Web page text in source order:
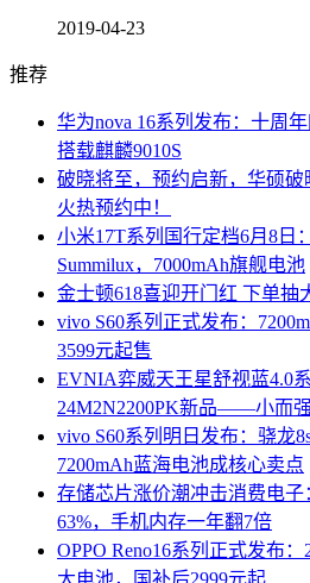
2019-04-23
推荐
华为nova 16系列发布：十周
搭载麒麟9010S
破晓将至，预约启新，华硕破
火热预约中！
小米17T系列国行定档6月8日
Summilux，7000mAh旗舰电池
金士顿618喜迎开门红 下单抽
vivo S60系列正式发布：
3599元起售
EVNIA弈威天王星舒视蓝4.0
24M2N2200PK新品——小而强
vivo S60系列明日发布：骁龙
7200mAh蓝海电池成核心卖点
存储芯片涨价潮冲击消费电
63%，手机内存一年翻7倍
OPPO Reno16系列正式发布
大电池，国补后2999元起